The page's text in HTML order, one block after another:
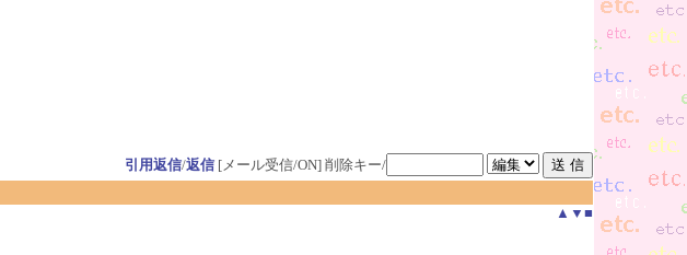
引用返信/返信 [メール受信/ON] 削除キー/
▲ ▼ ■